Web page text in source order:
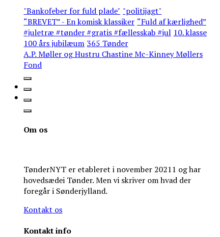
"Bankofeber for fuld plade" "politijagt"
“BREVET” - En komisk klassiker “Fuld af kærlighed”
#juletræ #tønder #gratis #fællesskab #jul 10. klasse
100 års jubilæum 365 Tønder
A.P. Møller og Hustru Chastine Mc-Kinney Møllers
Fond
Om os
TønderNYT er etableret i november 20211 og har
hovedsædei Tønder. Men vi skriver om hvad der
foregår i Sønderjylland.
Kontakt os
Kontakt info